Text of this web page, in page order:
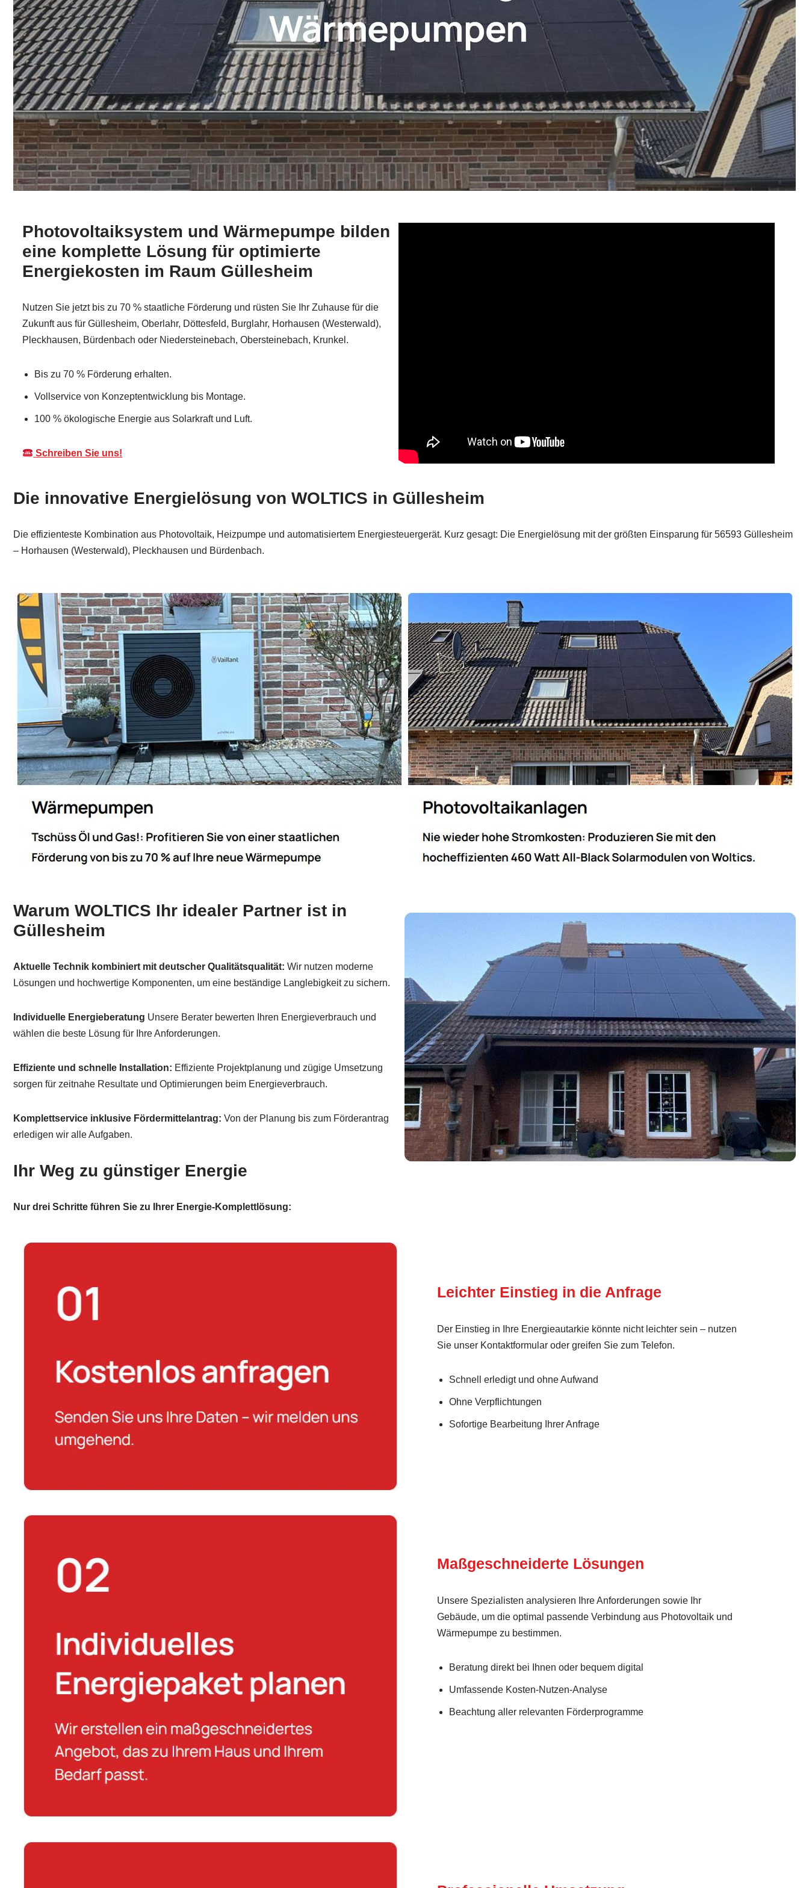
Photovoltaiksystem und Wärmepumpe bilden
eine komplette Lösung für optimierte
Energiekosten im Raum Güllesheim
Nutzen Sie jetzt bis zu 70 % staatliche Förderung und rüsten Sie Ihr Zuhause für die
Zukunft aus für Güllesheim, Oberlahr, Döttesfeld, Burglahr, Horhausen (Westerwald),
Pleckhausen, Bürdenbach oder Niedersteinebach, Obersteinebach, Krunkel.
Bis zu 70 % Förderung erhalten.
Vollservice von Konzeptentwicklung bis Montage.
100 % ökologische Energie aus Solarkraft und Luft.
Schreiben Sie uns!
Die innovative Energielösung von WOLTICS in Güllesheim
Die effizienteste Kombination aus Photovoltaik, Heizpumpe und automatisiertem Energiesteuergerät. Kurz gesagt: Die Energielösung mit der größten Einsparung für 56593 Güllesheim
– Horhausen (Westerwald), Pleckhausen und Bürdenbach.
Warum WOLTICS Ihr idealer Partner ist in
Güllesheim
Aktuelle Technik kombiniert mit deutscher Qualitätsqualität: Wir nutzen moderne
Lösungen und hochwertige Komponenten, um eine beständige Langlebigkeit zu sichern.
Individuelle Energieberatung Unsere Berater bewerten Ihren Energieverbrauch und
wählen die beste Lösung für Ihre Anforderungen.
Effiziente und schnelle Installation: Effiziente Projektplanung und zügige Umsetzung
sorgen für zeitnahe Resultate und Optimierungen beim Energieverbrauch.
Komplettservice inklusive Fördermittelantrag: Von der Planung bis zum Förderantrag
erledigen wir alle Aufgaben.
Ihr Weg zu günstiger Energie
Nur drei Schritte führen Sie zu Ihrer Energie-Komplettlösung:
Leichter Einstieg in die Anfrage
Der Einstieg in Ihre Energieautarkie könnte nicht leichter sein – nutzen
Sie unser Kontaktformular oder greifen Sie zum Telefon.
Schnell erledigt und ohne Aufwand
Ohne Verpflichtungen
Sofortige Bearbeitung Ihrer Anfrage
Maßgeschneiderte Lösungen
Unsere Spezialisten analysieren Ihre Anforderungen sowie Ihr
Gebäude, um die optimal passende Verbindung aus Photovoltaik und
Wärmepumpe zu bestimmen.
Beratung direkt bei Ihnen oder bequem digital
Umfassende Kosten-Nutzen-Analyse
Beachtung aller relevanten Förderprogramme